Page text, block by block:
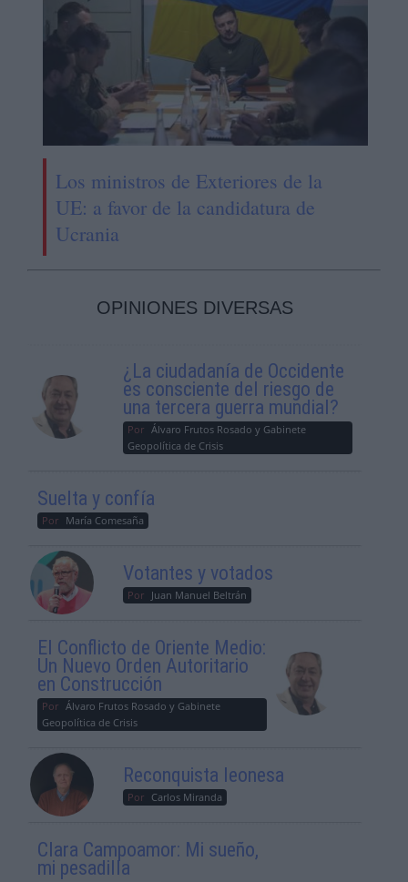
Los ministros de Exteriores de la
UE: a favor de la candidatura de
Ucrania
OPINIONES DIVERSAS
¿La ciudadanía de Occidente
es consciente del riesgo de
una tercera guerra mundial?
Por Álvaro Frutos Rosado y Gabinete
Geopolítica de Crisis
Suelta y confía
Por María Comesaña
Votantes y votados
Por Juan Manuel Beltrán
El Conflicto de Oriente Medio:
Un Nuevo Orden Autoritario
en Construcción
Por Álvaro Frutos Rosado y Gabinete
Geopolítica de Crisis
Reconquista leonesa
Por Carlos Miranda
Clara Campoamor: Mi sueño,
mi pesadilla